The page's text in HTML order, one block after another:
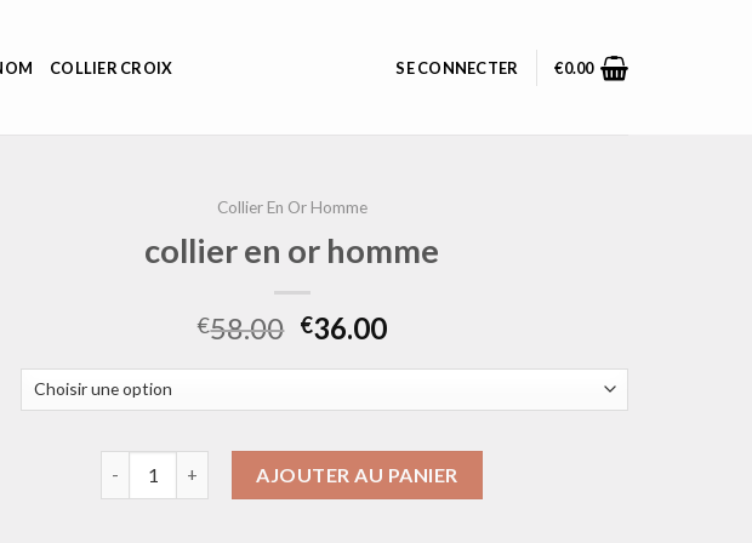
COLLIER CROIX SE CONNECTER €0.00
Collier En Or Homme
collier en or homme
€58.00 €36.00
AJOUTER AU PANIER